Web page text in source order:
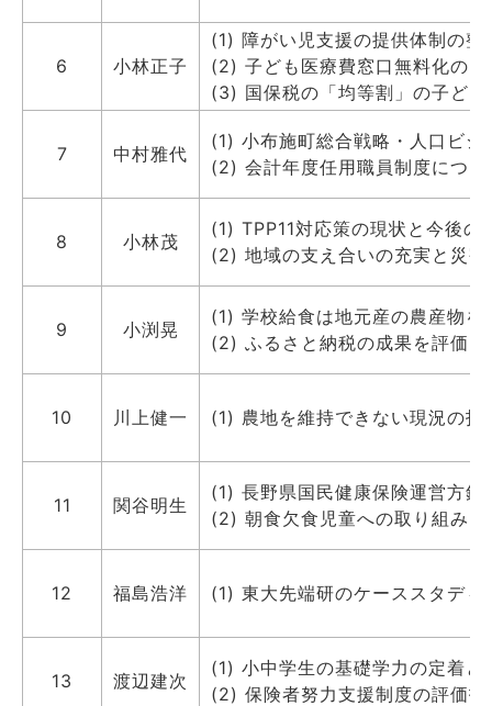
6 小林正子
(1) 障がい児支援の提供体制の整
(2) 子ども医療費窓口無料化の
(3) 国保税の「均等割」の子ど
7 中村雅代
(1) 小布施町総合戦略・人口ビジ
(2) 会計年度任用職員制度につい
8 小林茂
(1) TPP11対応策の現状と今後の
(2) 地域の支え合いの充実と災
9 小渕晃
(1) 学校給食は地元産の農産物を
(2) ふるさと納税の成果を評価
10 川上健一 (1) 農地を維持できない現況の打
11 関谷明生
(1) 長野県国民健康保険運営方針
(2) 朝食欠食児童への取り組みは
12 福島浩洋 (1) 東大先端研のケーススタディ
13 渡辺建次
(1) 小中学生の基礎学力の定着と
(2) 保険者努力支援制度の評価